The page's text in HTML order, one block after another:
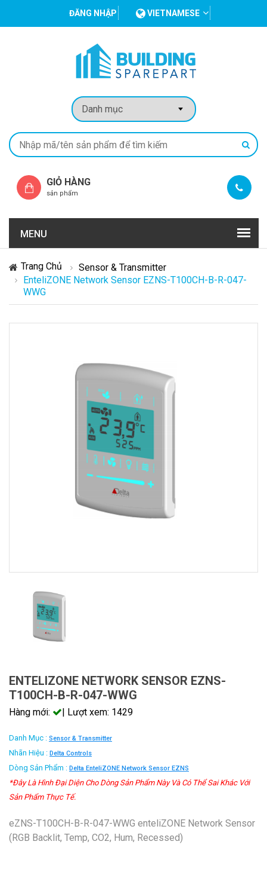
ĐĂNG NHẬP VIETNAMESE
GIỎ HÀNG
sản phẩm
MENU
Trang Chủ
Sensor & Transmitter
EnteliZONE Network Sensor EZNS-T100CH-B-R-047-
WWG
ENTELIZONE NETWORK SENSOR EZNS-
T100CH-B-R-047-WWG
Hàng mới: | Lượt xem: 1429
Danh Mục : Sensor & Transmitter
Nhãn Hiệu : Delta Controls
Dòng Sản Phẩm : Delta EnteliZONE Network Sensor EZNS
*Đây Là Hình Đại Diện Cho Dòng Sản Phẩm Này Và Có Thể Sai Khác Với
Sản Phẩm Thực Tế.
eZNS-T100CH-B-R-047-WWG enteliZONE Network Sensor
(RGB Backlit, Temp, CO2, Hum, Recessed)